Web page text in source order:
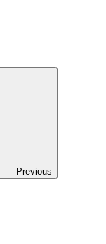
Previous